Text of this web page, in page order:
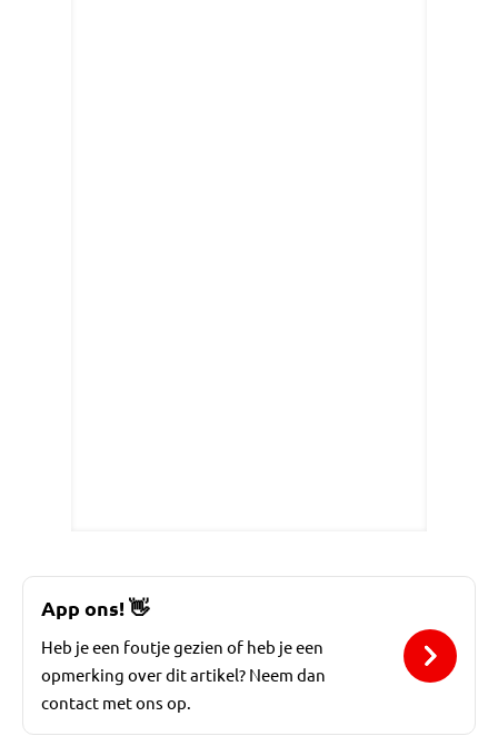
App ons!👋
Heb je een foutje gezien of heb je een
opmerking over dit artikel? Neem dan
contact met ons op.